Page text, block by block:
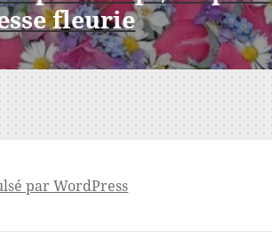
fleurie
par WordPress